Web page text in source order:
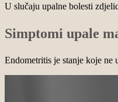
U slučaju upalne bolesti
Simptomi upale
Endometritis je stanje koje ne